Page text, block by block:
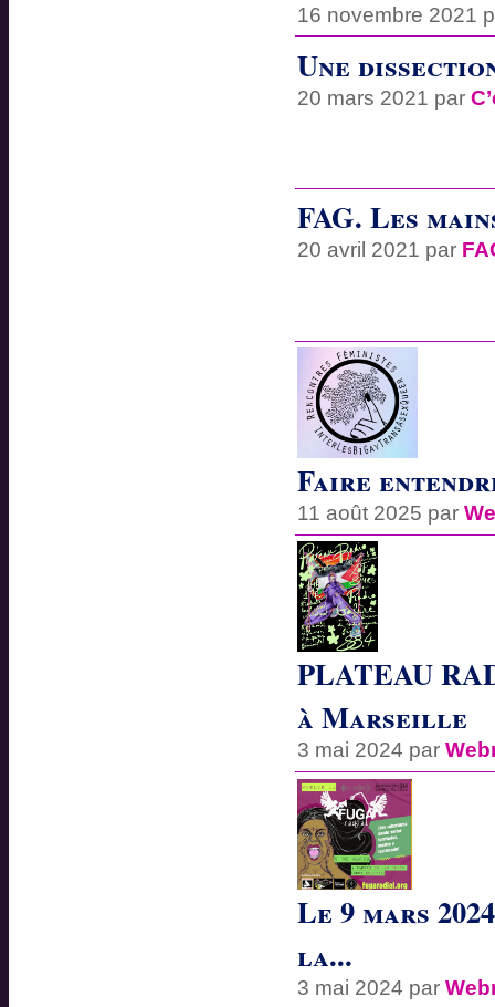
16 novembre 2021
Une
20 mars 2021 par
FAG. Les
20 avril 2021 par
Faire
11 août 2025 par
PLATEAU
à Marseille
3 mai 2024 par
Le 9 mars
la...
3 mai 2024 par